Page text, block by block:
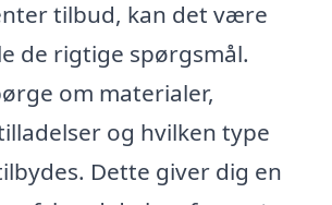
tilbud, kan det være
de rigtige spørgsmål.
om materialer,
og hvilken type
Dette giver dig en